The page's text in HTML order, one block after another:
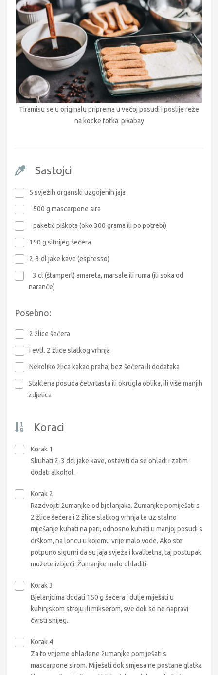
Tiramisu se u originalu priprema u većoj posudi i poslije reže
na kocke fotka: pixabay
Sastojci
5 svježih organski uzgojenih jaja
500 g mascarpone sira
paketić piškota (oko 300 grama ili po potrebi)
150 g sitnijeg šećera
2-3 dl jake kave (espresso)
3 cl (štamperl) amareta, marsale ili ruma (ili soka od
naranče)
Posebno:
2 žlice šećera
i evtl. 2 žlice slatkog vrhnja
Nekoliko žlica kakao praha, bez šećera ili dodataka
Staklena posuda četvrtasta ili okrugla oblika, ili više manjih
zdjelica
Koraci
Korak 1
Skuhati 2-3 dcl jake kave, ostaviti da se ohladi i zatim
dodati alkohol.
Korak 2
Razdvojiti žumanjke od bjelanjaka. Žumanjke pomiješati s
2 žlice šećera i 2 žlice slatkog vrhnja te uz stalno
miješanje kuhati na pari, odnosno kuhati u manjoj posudi s
drškom, na loncu u kojemu vrije malo vode. Ako ste
potpuno sigurni da su jaja svježa i kvalitetna, taj postupak
možete izbjeći. Žumanjke malo ohladiti.
Korak 3
Bjelanjcima dodati 150 g šećera i dulje miješati u
kuhinjskom stroju ili mikserom, sve dok se ne napravi
čvrsti snijeg.
Korak 4
Za to vrijeme ohlađene žumanjke pomiješati s
mascarpone sirom. Miješati dok smjesa ne postane glatka